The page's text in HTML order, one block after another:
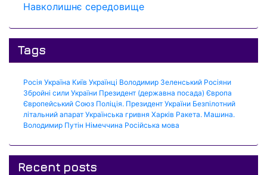
Навколишнє середовище
Tags
Росія Україна Київ Українці Володимир Зеленський Росіяни
Збройні сили України Президент (державна посада) Європа
Європейський Союз Поліція. Президент України Безпілотний
літальний апарат Українська гривня Харків Ракета. Машина.
Володимир Путін Німеччина Російська мова
Recent posts